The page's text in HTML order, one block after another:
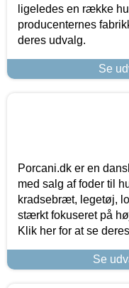
ligeledes en række
producenternes
deres udvalg.
Se
Porcani.dk er en
med salg af foder til
kradsebræt, legetøj,
stærkt fokuseret på
Klik her for at se
Se